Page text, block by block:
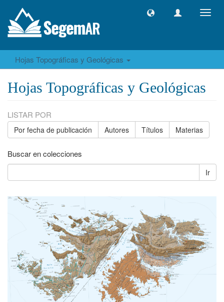
Hojas Topográficas y Geológicas
Hojas Topográficas y Geológicas
LISTAR POR
Por fecha de publicación Autores Títulos Materias
Buscar en colecciones
Ir